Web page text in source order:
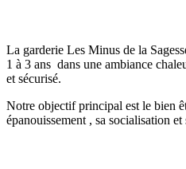
La garderie Les Minus de la
1 à 3 ans dans une ambiance
et sécurisé.
Notre objectif principal est le bien
épanouissement , sa socialisation